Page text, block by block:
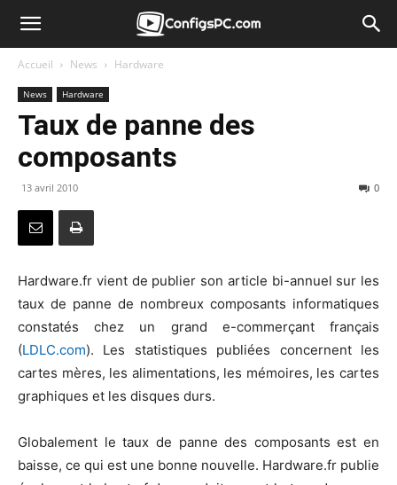
Accueil News Hardware
News Hardware
Taux de panne des
composants
13 avril 2010 0
Hardware.fr vient de publier son article bi-annuel sur les
taux de panne de nombreux composants informatiques
constatés chez un grand e-commerçant français
(LDLC.com). Les statistiques publiées concernent les
cartes mères, les alimentations, les mémoires, les cartes
graphiques et les disques durs.
Globalement le taux de panne des composants est en
baisse, ce qui est une bonne nouvelle. Hardware.fr publie